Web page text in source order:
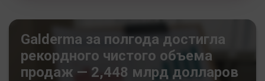
Galderma за полгода достигла
рекордного чистого объема
продаж — 2,448 млрд долларов